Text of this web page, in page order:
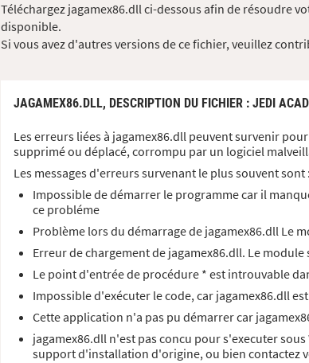
Téléchargez jagamex86.dll ci-dessous afin de résoudre
disponible.
Si vous avez d'autres versions de ce fichier, veuillez
JAGAMEX86.DLL, DESCRIPTION DU FICHIER : JEDI
Les erreurs liées à jagamex86.dll peuvent survenir
supprimé ou déplacé, corrompu par un logiciel
Les messages d'erreurs survenant le plus souvent sont :
Impossible de démarrer le programme car il
ce probléme
Problème lors du démarrage de jagamex86.dll Le
Erreur de chargement de jagamex86.dll. Le
Le point d'entrée de procédure * est introuvable
Impossible d'exécuter le code, car jagamex86.dll
Cette application n'a pas pu démarrer car
jagamex86.dll n'est pas concu pour s'executer
support d'installation d'origine, ou bien contactez